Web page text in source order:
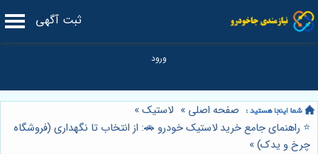
ثبت آگهی
صفحه اصلی » لاستیک»
⭐️ راهنمای جامع خرید لاستیک خودرو 🚗: از انتخاب تا نگهداری (فروشگاه
چرخ و یدک)»